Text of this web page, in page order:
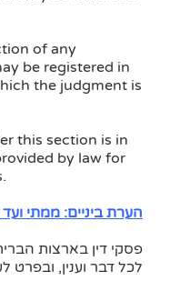
of any
be registered in
the judgment is
this section is in
by law for
הערת ביניים: ממתי
פסקי דין בארצות
לכל דבר וענין, ובפרט